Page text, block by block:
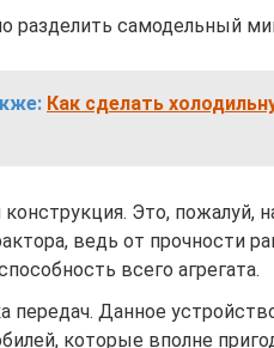
разделить самодельный
Как сделать
конструкция. Это, пожалуй,
ведь от прочности
всего агрегата.
передач. Данное
которые вполне